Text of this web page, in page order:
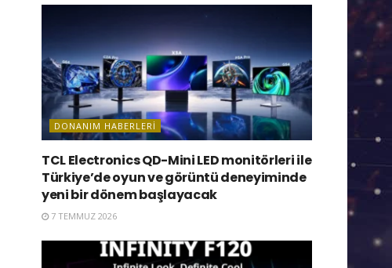
DONANIM HABERLERI
TCL Electronics QD-Mini LED monitörleri ile
Türkiye’de oyun ve görüntü deneyiminde
yeni bir dönem başlayacak
7 TEMMUZ 2026